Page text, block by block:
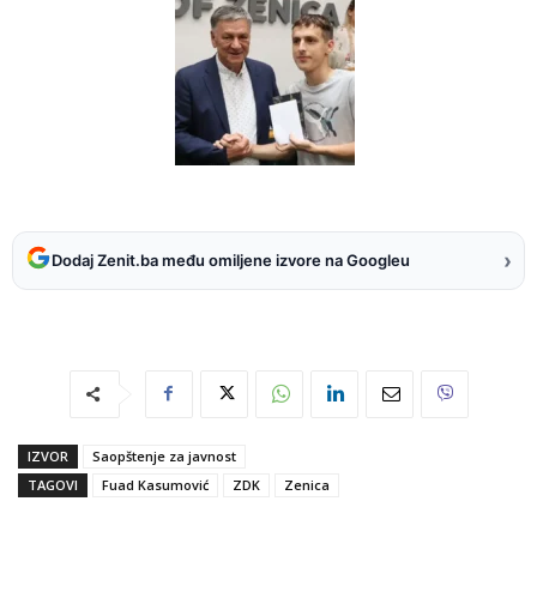
Dodaj Zenit.ba među omiljene izvore na Googleu ›
IZVOR
Saopštenje za javnost
TAGOVI
Fuad Kasumović ZDK Zenica